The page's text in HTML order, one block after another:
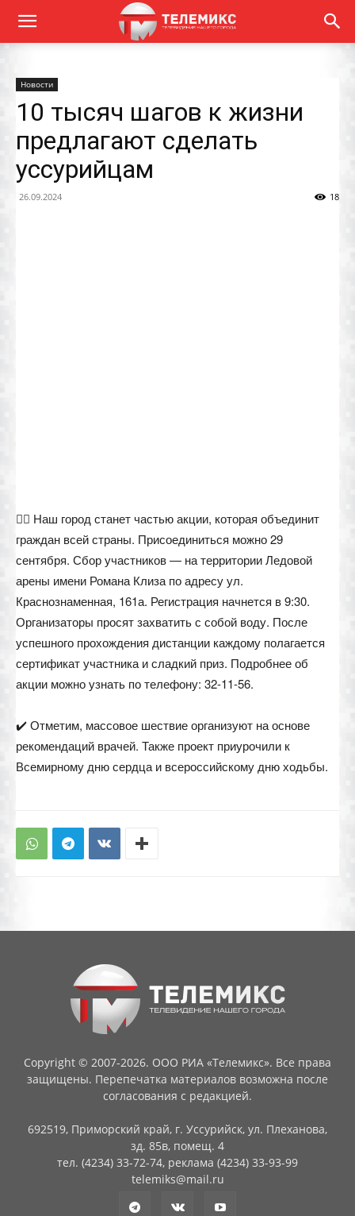
Новости
10 тысяч шагов к жизни
предлагают сделать
уссурийцам
26.09.2024 18
🚶‍♂️ Наш город станет частью акции, которая объединит
граждан всей страны. Присоединиться можно 29
сентября. Сбор участников — на территории Ледовой
арены имени Романа Клиза по адресу ул.
Краснознаменная, 161а. Регистрация начнется в 9:30.
Организаторы просят захватить с собой воду. После
успешного прохождения дистанции каждому полагается
сертификат участника и сладкий приз. Подробнее об
акции можно узнать по телефону: 32-11-56.
✔️ Отметим, массовое шествие организуют на основе
рекомендаций врачей. Также проект приурочили к
Всемирному дню сердца и всероссийскому дню ходьбы.
Copyright © 2007-2026. ООО РИА «Телемикс». Все права
защищены. Перепечатка материалов возможна после
согласования с редакцией.
692519, Приморский край, г. Уссурийск, ул. Плеханова,
зд. 85в, помещ. 4
тел. (4234) 33-72-74, реклама (4234) 33-93-99
telemiks@mail.ru